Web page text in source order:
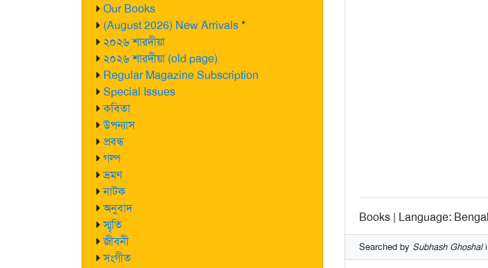
Our Books
(August 2026) New Arrivals*
২০২৬ শারদীয়া
২০২৬ শারদীয়া (old page)
Regular Magazine Subscription
Special Issues
কবিতা
উপন্যাস
প্রবন্ধ
গল্প
ভ্রমণ
নাটক
অনুবাদ
স্মৃতি
জীবনী
সংগীত
Books | Language:
Searched by Subhash Ghoshal